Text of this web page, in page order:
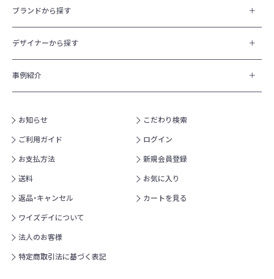
ブランドから探す
デザイナーから探す
事例紹介
お知らせ
ご利用ガイド
お支払方法
送料
返品・キャンセル
ワイズデイについて
法人のお客様
特定商取引法に基づく表記
こだわり検索
ログイン
新規会員登録
お気に入り
カートを見る